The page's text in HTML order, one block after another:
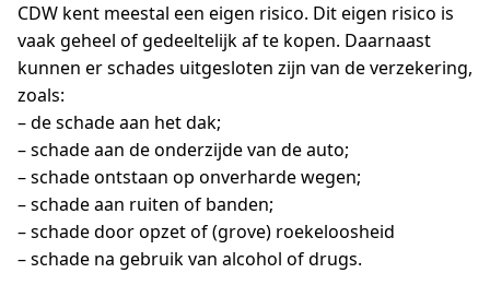
CDW kent meestal een eigen risico. Dit eigen risico is
vaak geheel of gedeeltelijk af te kopen. Daarnaast
kunnen er schades uitgesloten zijn van de verzekering,
zoals:
– de schade aan het dak;
– schade aan de onderzijde van de auto;
– schade ontstaan op onverharde wegen;
– schade aan ruiten of banden;
– schade door opzet of (grove) roekeloosheid
– schade na gebruik van alcohol of drugs.